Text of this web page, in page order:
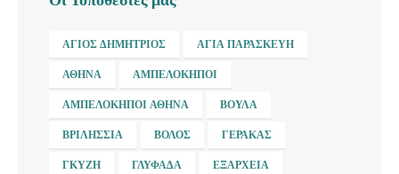
ΆΓΙΟΣ ΔΗΜΉΤΡΙΟΣ ΑΓΊΑ ΠΑΡΑΣΚΕΥΉ
ΑΘΉΝΑ ΑΜΠΕΛΌΚΗΠΟΙ
ΑΜΠΕΛΌΚΗΠΟΙ ΑΘΉΝΑ ΒΟΎΛΑ
ΒΡΙΛΉΣΣΙΑ ΒΌΛΟΣ ΓΈΡΑΚΑΣ
ΓΚΎΖΗ ΓΛΥΦΆΔΑ ΕΞΆΡΧΕΙΑ